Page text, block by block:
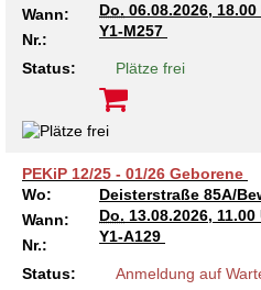
Kindertagesstätte
Kindertagesstätte
Wann:
Do. 06.08.2026,
Nr.:
Y1-M257
Status: Plätze frei
PEKiP 12/25 - 01/26 Geborene
Wo:
Deisterstraße 85A/
Wann:
Do. 13.08.2026, 11.00
Nr.:
Y1-A129
Status: Anmeldung auf